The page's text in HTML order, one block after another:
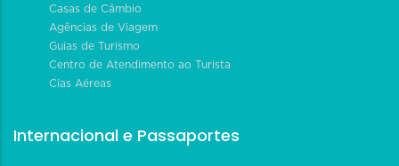
Casas de Câmbio
Agências de Viagem
Guias de Turismo
Centro de Atendimento ao Turista
Cias Aéreas
Internacional e Passaportes